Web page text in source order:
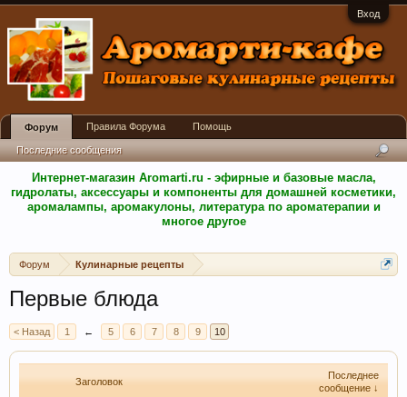
Вход
Интернет-магазин Aromarti.ru - эфирные и базовые масла,
гидролаты, аксессуары и компоненты для домашней косметики,
аромалампы, аромакулоны, литература по ароматерапии и
многое другое
Форум Кулинарные рецепты
Первые блюда
< Назад 1 ← 5 6 7 8 9 10
Заголовок
Последнее
сообщение ↓
Форум
Последние сообщения
Правила Форума Помощь